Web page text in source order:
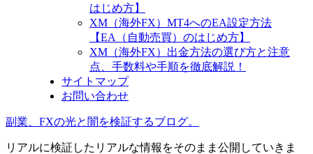
はじめ方】
XM（海外FX）MT4へのEA設定方法
【EA（自動売買）のはじめ方】
XM（海外FX）出金方法の選び方と注意
点、手数料や手順を徹底解説！
サイトマップ
お問い合わせ
副業、FXの光と闇を検証するブログ。
リアルに検証したリアルな情報をそのまま公開していきま